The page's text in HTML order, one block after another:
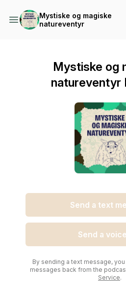
Mystiske og magiske
natureventyr
Mystiske og
natureventyr
Send a text
Send a
By sending a text message,
messages back from the
Service.